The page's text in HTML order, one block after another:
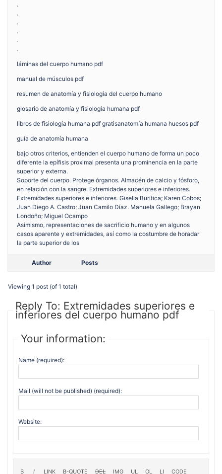
.
.
.
.
.
.
láminas del cuerpo humano pdf
manual de músculos pdf
resumen de anatomía y fisiología del cuerpo humano
glosario de anatomía y fisiología humana pdf
libros de fisiología humana pdf gratisanatomía humana huesos pdf
guía de anatomía humana
bajo otros criterios, entienden el cuerpo humano de forma un poco
diferente la epífisis proximal presenta una prominencia en la parte
superior y externa.
Soporte del cuerpo. Protege órganos. Almacén de calcio y fósforo,
en relación con la sangre. Extremidades superiores e inferiores.
Extremidades superiores e inferiores. Gisella Buritica; Karen Cobos;
Juan Diego A. Castro; Juan Camilo Díaz. Manuela Gallego; Brayan
Londoño; Miguel Ocampo
Asimismo, representaciones de sacrificio humano y en algunos
casos aparente y extremidades, así como la costumbre de horadar
la parte superior de los
Author Posts
Viewing 1 post (of 1 total)
Reply To: Extremidades superiores e
inferiores del cuerpo humano pdf
Your information:
Name (required):
Mail (will not be published) (required):
Website: